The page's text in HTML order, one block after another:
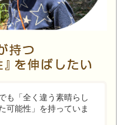
も「全く違う素晴らし
可能性」を持っていま